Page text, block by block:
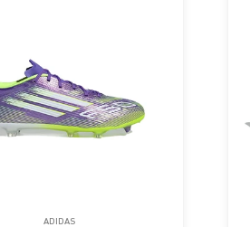
ADIDAS